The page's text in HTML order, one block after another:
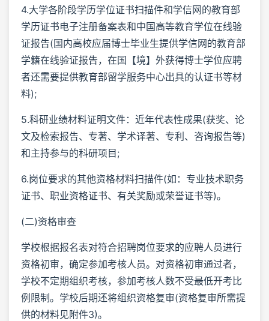
4.大学各阶段学历学位证书扫描件和学信网的教育部
学历证书电子注册备案表和中国高等教育学位在线验
证报告(国内高校应届博士毕业生提供学信网的教育部
学籍在线验证报告，在国【境】外获得博士学位应聘
者还需要提供教育部留学服务中心出具的认证书等材
料);
5.科研业绩材料证明文件：近年代表性成果(获奖、论
文及检索报告、专著、学术译著、专利、咨询报告等)
和主持参与的科研项目;
6.岗位要求的其他资格材料扫描件(如：专业技术职务
证书、职业资格证书、有关奖励或荣誉证书等)。
(二)资格审查
学校根据报名表对符合招聘岗位要求的应聘人员进行
资格初审，确定参加考核人员。对资格初审通过者，
学校不定期组织考核，参加考核人数不受最低开考比
例限制。学校后期还将组织资格复审(资格复审所需提
供的材料见附件3)。